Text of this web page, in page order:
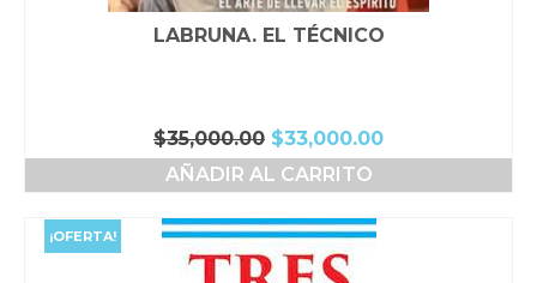
LABRUNA. EL TÉCNICO
$35,000.00 El
precio
original
$35,000.00.
$33,000.00El
precio
AÑADIR AL CARRITO
¡OFERTA!